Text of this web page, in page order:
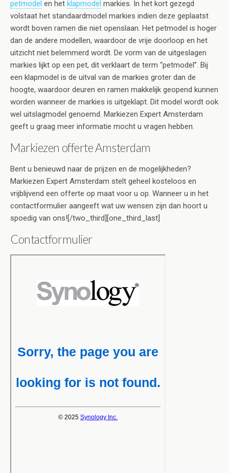
petmodel en het klapmodel markies. In het kort gezegd
volstaat het standaardmodel markies indien deze geplaatst
wordt boven ramen die niet openslaan. Het petmodel is hoger
dan de andere modellen, waardoor de vrije doorloop en het
uitzicht niet belemmerd wordt. De vorm van de uitgeslagen
markies lijkt op een pet, dit verklaart de term “petmodel”. Bij
een klapmodel is de uitval van de markies groter dan de
hoogte, waardoor deuren en ramen makkelijk geopend kunnen
worden wanneer de markies is uitgeklapt. Dit model wordt ook
wel uitslagmodel genoemd. Markiezen Expert Amsterdam
geeft u graag meer informatie mocht u vragen hebben.
Markiezen offerte Amsterdam
Bent u benieuwd naar de prijzen en de mogelijkheden?
Markiezen Expert Amsterdam stelt geheel kosteloos en
vrijblijvend een offerte op maat voor u op. Wanneer u in het
contactformulier aangeeft wat uw wensen zijn dan hoort u
spoedig van ons![/two_third][one_third_last]
Contactformulier